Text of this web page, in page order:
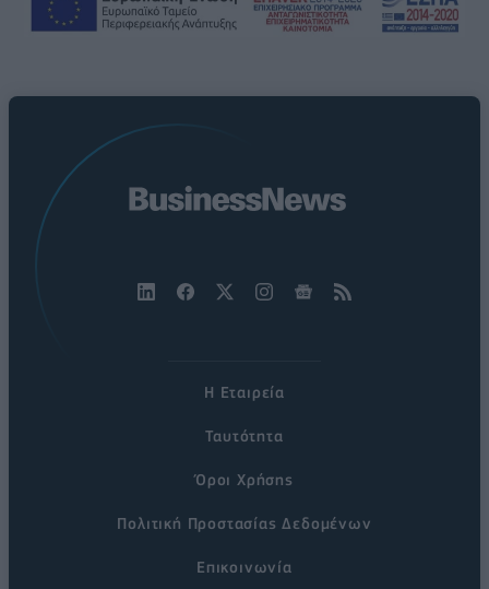
Η Εταιρεία
Ταυτότητα
Όροι Χρήσης
Πολιτική Προστασίας Δεδομένων
Επικοινωνία